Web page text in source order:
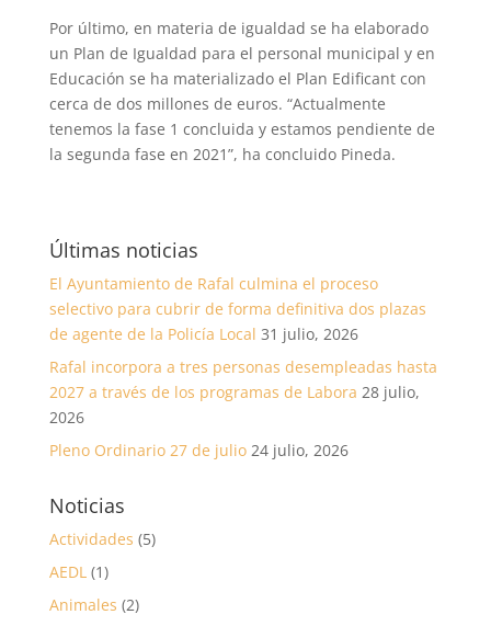
Por último, en materia de igualdad se ha elaborado
un Plan de Igualdad para el personal municipal y en
Educación se ha materializado el Plan Edificant con
cerca de dos millones de euros. “Actualmente
tenemos la fase 1 concluida y estamos pendiente de
la segunda fase en 2021”, ha concluido Pineda.
Últimas noticias
El Ayuntamiento de Rafal culmina el proceso
selectivo para cubrir de forma definitiva dos plazas
de agente de la Policía Local 31 julio, 2026
Rafal incorpora a tres personas desempleadas hasta
2027 a través de los programas de Labora 28 julio,
2026
Pleno Ordinario 27 de julio 24 julio, 2026
Noticias
Actividades (5)
AEDL(1)
Animales (2)